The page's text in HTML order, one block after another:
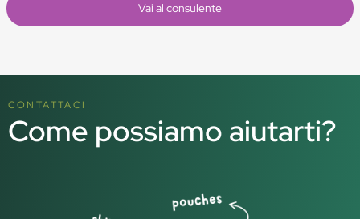
Vai al consulente
CONTATTACI
Come possiamo aiutarti?